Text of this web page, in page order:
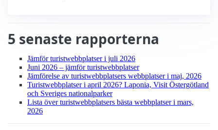
5 senaste rapporterna
Jämför turist­webbplatser i juli 2026
Juni 2026 – jämför turist­webbplatser
Jämförelse av turist­webbplatsers webbplatser i maj, 2026
Turist­webbplatser i april 2026? Laponia, Visit Östergötland
och Sveriges nationalparker
Lista över turist­webbplatsers bästa webbplatser i mars,
2026